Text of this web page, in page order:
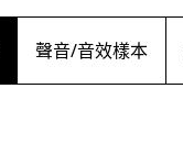
聲音/音效樣本